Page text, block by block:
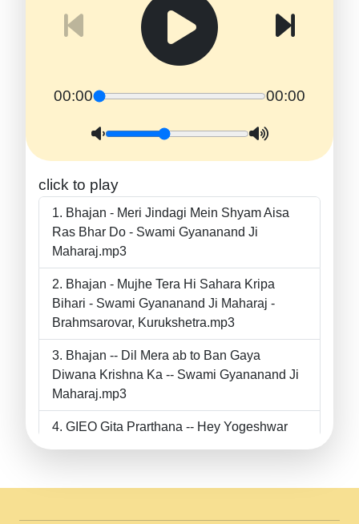
00:00 00:00
click to play
Bhajan - Meri Jindagi Mein Shyam Aisa
Ras Bhar Do - Swami Gyananand Ji
Maharaj.mp3
Bhajan - Mujhe Tera Hi Sahara Kripa
Bihari - Swami Gyananand Ji Maharaj -
Brahmsarovar, Kurukshetra.mp3
Bhajan -- Dil Mera ab to Ban Gaya
Diwana Krishna Ka -- Swami Gyananand Ji
Maharaj.mp3
GIEO Gita Prarthana -- Hey Yogeshwar
II Swami Gyananand Ji Maharaj.mp3